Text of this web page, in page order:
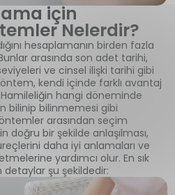
için
Nelerdir?
hesaplamanın birden fazla
arasında son adet tarihi,
ve cinsel ilişki tarihi gibi
kendi içinde farklı avantaj
Hamileliğin hangi döneminde
bilinip bilinmemesi gibi
arasından seçim
doğru bir şekilde anlaşılması,
daha iyi anlamaları ve
yardımcı olur. En sık
detaylar şu şekildedir: